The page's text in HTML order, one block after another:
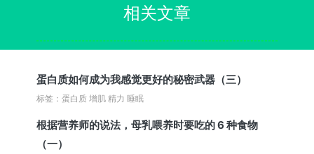
相关文章
蛋白质如何成为我感觉更好的秘密武器（三）
标签：蛋白质 增肌 精力 睡眠
根据营养师的说法，母乳喂养时要吃的 6 种食物
（一）